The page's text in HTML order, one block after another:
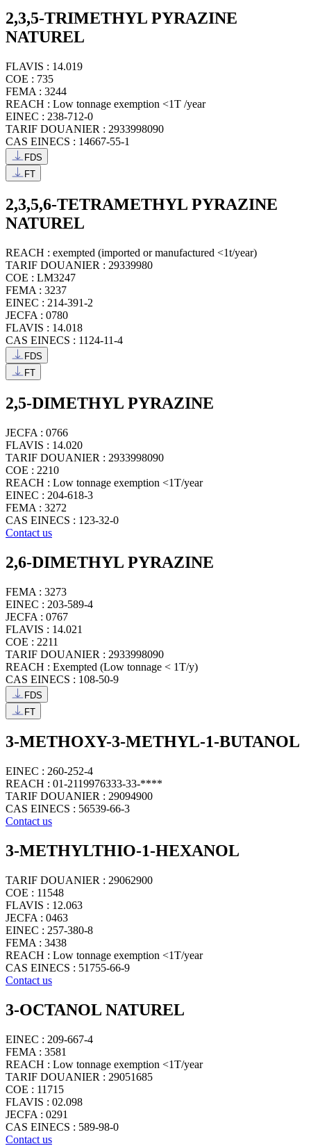
2,3,5-TRIMETHYL PYRAZINE
NATUREL
FLAVIS : 14.019
COE : 735
FEMA : 3244
REACH : Low tonnage exemption <1T /year
EINEC : 238-712-0
TARIF DOUANIER : 2933998090
CAS EINECS : 14667-55-1
FDS
FT
2,3,5,6-TETRAMETHYL PYRAZINE
NATUREL
REACH : exempted (imported or manufactured <1t/year)
TARIF DOUANIER : 29339980
COE : LM3247
FEMA : 3237
EINEC : 214-391-2
JECFA : 0780
FLAVIS : 14.018
CAS EINECS : 1124-11-4
FDS
FT
2,5-DIMETHYL PYRAZINE
JECFA : 0766
FLAVIS : 14.020
TARIF DOUANIER : 2933998090
COE : 2210
REACH : Low tonnage exemption <1T/year
EINEC : 204-618-3
FEMA : 3272
CAS EINECS : 123-32-0
Contact us
2,6-DIMETHYL PYRAZINE
FEMA : 3273
EINEC : 203-589-4
JECFA : 0767
FLAVIS : 14.021
COE : 2211
TARIF DOUANIER : 2933998090
REACH : Exempted (Low tonnage < 1T/y)
CAS EINECS : 108-50-9
FDS
FT
3-METHOXY-3-METHYL-1-BUTANOL
EINEC : 260-252-4
REACH : 01-2119976333-33-****
TARIF DOUANIER : 29094900
CAS EINECS : 56539-66-3
Contact us
3-METHYLTHIO-1-HEXANOL
TARIF DOUANIER : 29062900
COE : 11548
FLAVIS : 12.063
JECFA : 0463
EINEC : 257-380-8
FEMA : 3438
REACH : Low tonnage exemption <1T/year
CAS EINECS : 51755-66-9
Contact us
3-OCTANOL NATUREL
EINEC : 209-667-4
FEMA : 3581
REACH : Low tonnage exemption <1T/year
TARIF DOUANIER : 29051685
COE : 11715
FLAVIS : 02.098
JECFA : 0291
CAS EINECS : 589-98-0
Contact us